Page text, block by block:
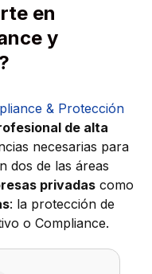
en
y
& Protección
de alta
necesarias para
dos de las áreas
privadas como
: la protección de
o Compliance.